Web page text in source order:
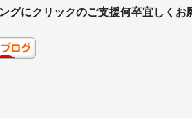
グにクリックのご支援何卒宜しくお